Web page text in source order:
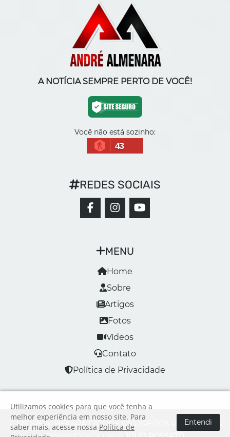
A NOTÍCIA SEMPRE PERTO DE VOCÊ!
Você não está sozinho:
43
MENU
Home
Sobre
Artigos
Fotos
Vídeos
Contato
Política de Privacidade
REDES SOCIAIS
© ANDRÉ ALMENARA | TODOS OS DIREITOS RESERVADOS
Utilizamos cookies para que você tenha a
melhor experiência em nosso site. Para
saber mais, acesse nossa Política de
Entendi